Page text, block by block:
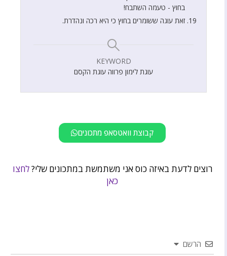
בחוץ - טעמה השתבח!
זאת עוגה ששומרים בחוץ כי היא רכה ונהדרת.
KEYWORD
עוגת לימון פרווה עוגת הקסם
קבוצת וואטסאפ מתכונים
רוצים לדעת באיזה כוס אני משתמשת במתכונים שלי?לחצו
כאן
הרשם